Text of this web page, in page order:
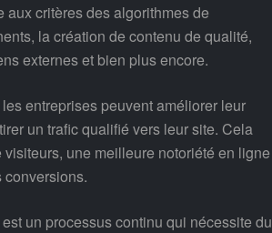
aux critères des algorithmes de
la création de contenu de qualité,
externes et bien plus encore.
entreprises peuvent améliorer leur
un trafic qualifié vers leur site. Cela
une meilleure notoriété en ligne
un processus continu qui nécessite du